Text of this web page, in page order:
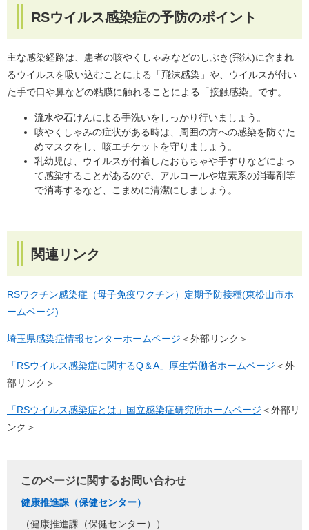
RSウイルス感染症の予防のポイント
主な感染経路は、患者の咳やくしゃみなどのしぶき(飛沫)に含まれ
るウイルスを吸い込むことによる「飛沫感染」や、ウイルスが付い
た手で口や鼻などの粘膜に触れることによる「接触感染」です。
流水や石けんによる手洗いをしっかり行いましょう。
咳やくしゃみの症状がある時は、周囲の方への感染を防ぐた
めマスクをし、咳エチケットを守りましょう。
乳幼児は、ウイルスが付着したおもちゃや手すりなどによっ
て感染することがあるので、アルコールや塩素系の消毒剤等
で消毒するなど、こまめに清潔にしましょう。
関連リンク
RSワクチン感染症（母子免疫ワクチン）定期予防接種(東松山市ホ
ームページ)
埼玉県感染症情報センターホームページ ＜外部リンク＞
「RSウイルス感染症に関するQ＆A」厚生労働省ホームページ ＜外
部リンク＞
「RSウイルス感染症とは」国立感染症研究所ホームページ ＜外部リ
ンク＞
このページに関するお問い合わせ
健康推進課（保健センター）
健康推進課（保健センター）